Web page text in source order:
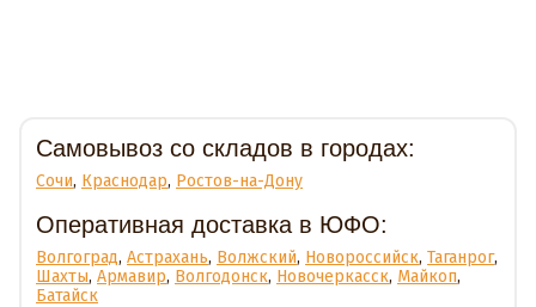
Самовывоз со складов в городах:
Сочи, Краснодар, Ростов-на-Дону
Оперативная доставка в ЮФО:
Волгоград, Астрахань, Волжский, Новороссийск, Таганрог,
Шахты, Армавир, Волгодонск, Новочеркасск, Майкоп,
Батайск